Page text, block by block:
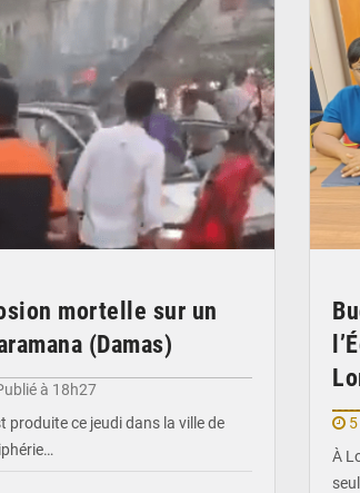
mortelle sur un
(Damas)
à 18h27
produite ce jeudi dans la ville de
À